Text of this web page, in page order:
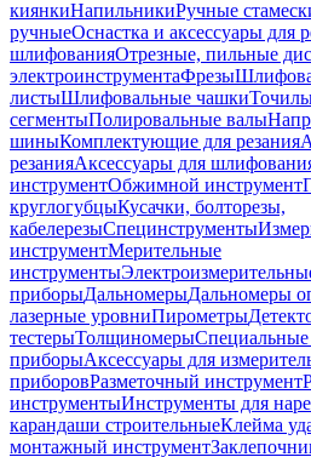
киянкиНапильникиРучные
ручныеОснастка и аксессуары для
шлифованияОтрезные, пильные
электроинструментаФрезы
листыШлифовальные чашки
сегментыПолировальные валы
шиныКомплектующие для резания
резанияАксессуары для
инструментОбжимной инструмент
круглогубцыКусачки, болторезы,
кабелерезыСпецинструменты
инструментМерительные
инструменты
приборыДальномерыДальномеры
лазерные уровниПирометры
тестерыТолщиномерыСпециальные
приборыАксессуары для
приборовРазметочный инструмент
инструментыИнструменты для
карандаши строительныеКлейма
монтажный инструмент